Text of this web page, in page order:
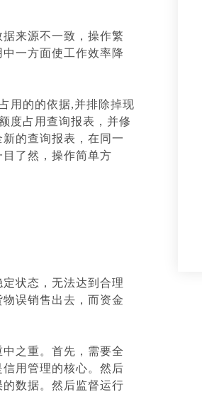
来源不一致，操作繁
一方面使工作效率降
用的的依据,并排除掉现
度占用查询报表，并修
的查询报表，在同一
了然，操作简单方
状态，无法达到合理
误销售出去，而资金
之重。首先，需要全
用管理的核心。然后
数据。然后监督运行